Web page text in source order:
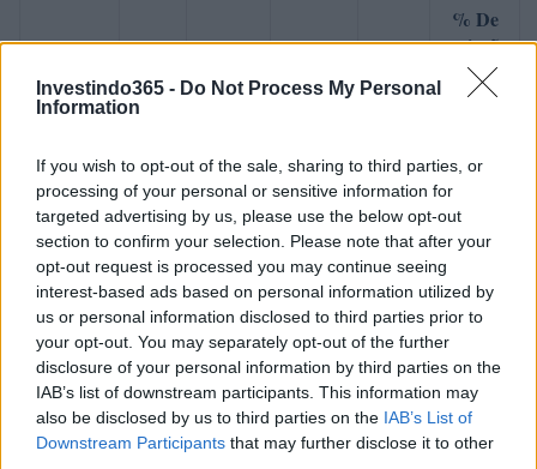
Investindo365 - Do Not Process My Personal
Information
If you wish to opt-out of the sale, sharing to third parties, or
processing of your personal or sensitive information for
targeted advertising by us, please use the below opt-out
section to confirm your selection. Please note that after your
opt-out request is processed you may continue seeing
interest-based ads based on personal information utilized by
us or personal information disclosed to third parties prior to
your opt-out. You may separately opt-out of the further
disclosure of your personal information by third parties on the
IAB’s list of downstream participants. This information may
also be disclosed by us to third parties on the IAB’s List of
Downstream Participants that may further disclose it to other
% De
variação
mensal
Janeiro de
$
Fevereiro
de 2022
$
2,45
$ 2,09 $ 2,85 $ 2,47 14%
Março de
2022
$
2,48
$ 2,33 $ 2,70 $ 2,52 1%
Abril de
2022
$
2,85
$ 2,28 $ 3,36 $ 2,82 15%
Maio de
2022
$
2,68
$ 2,52 $ 2,84 $ 2,68 -6%